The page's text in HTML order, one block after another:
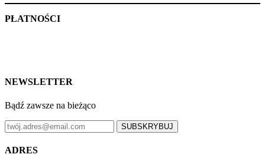
PŁATNOŚCI
NEWSLETTER
Bądź zawsze na bieżąco
SUBSKRYBUJ
ADRES